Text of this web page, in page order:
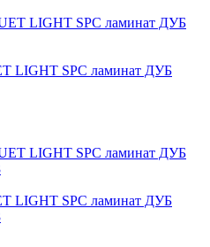
LIGHT SPC ламинат ДУБ
LIGHT SPC ламинат ДУБ